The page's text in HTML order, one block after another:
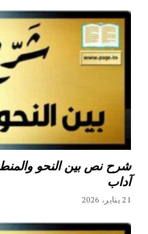
شرح نص بين النحو
آداب
21 يناير، 2026